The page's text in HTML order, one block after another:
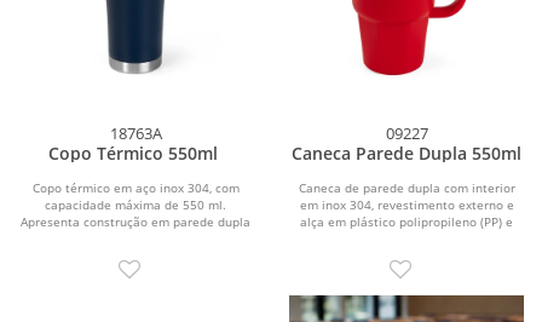
18763A
Copo Térmico 550ml
Copo térmico em aço inox 304, com
capacidade máxima de 550 ml.
Apresenta construção em parede dupla
09227
Caneca Parede Dupla 550ml
Caneca de parede dupla com interior
em inox 304, revestimento externo e
alça em plástico polipropileno (PP) e